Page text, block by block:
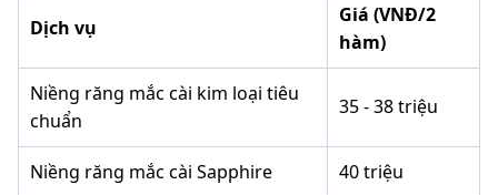
Dịch vụ
Giá (VNĐ/2
hàm)
Niềng răng mắc cài kim loại tiêu
chuẩn
35 - 38 triệu
Niềng răng mắc cài Sapphire 40 triệu